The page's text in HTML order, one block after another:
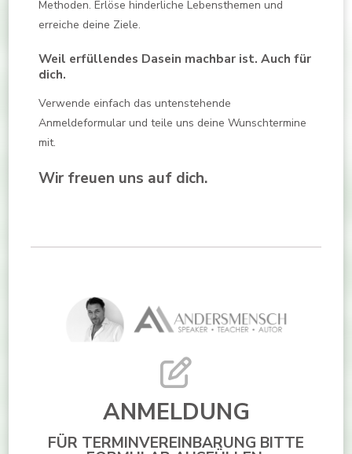
Methoden. Erlöse hinderliche Lebensthemen und
erreiche deine Ziele.
Weil erfüllendes Dasein machbar ist. Auch für
dich.
Verwende einfach das untenstehende
Anmeldeformular und teile uns deine Wunschtermine
mit.
Wir freuen uns auf dich.
ANMELDUNG
FÜR TERMINVEREINBARUNG BITTE